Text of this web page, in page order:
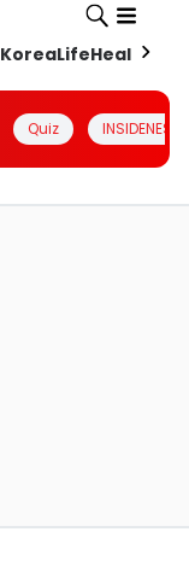
KoreaLifeHealth
Quiz INSIDENESIA